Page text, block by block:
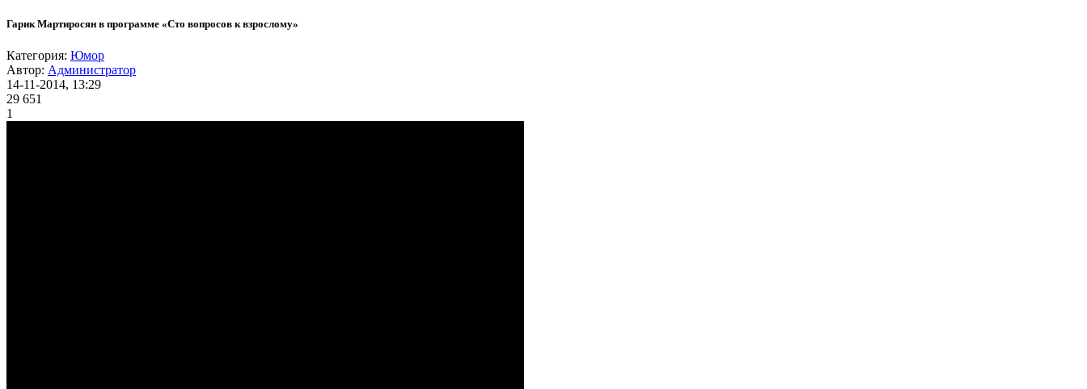
Гарик Мартиросян в программе «Сто вопросов к взрослому»
Категория: Юмор
Автор: Администратор
14-11-2014, 13:29
29 651
1